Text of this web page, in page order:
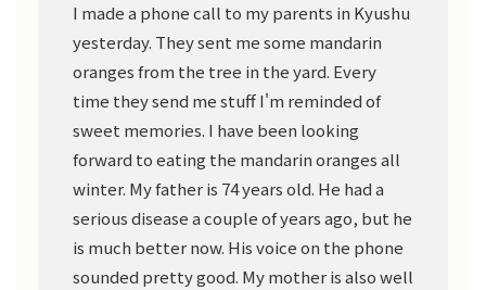
I made a phone call to my parents in Kyushu
yesterday. They sent me some mandarin
oranges from the tree in the yard. Every
time they send me stuff I'm reminded of
sweet memories. I have been looking
forward to eating the mandarin oranges all
winter. My father is 74 years old. He had a
serious disease a couple of years ago, but he
is much better now. His voice on the phone
sounded pretty good. My mother is also well